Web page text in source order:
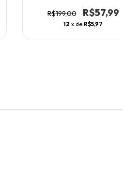
R$199,00 R$57,99
12 x de R$5,97